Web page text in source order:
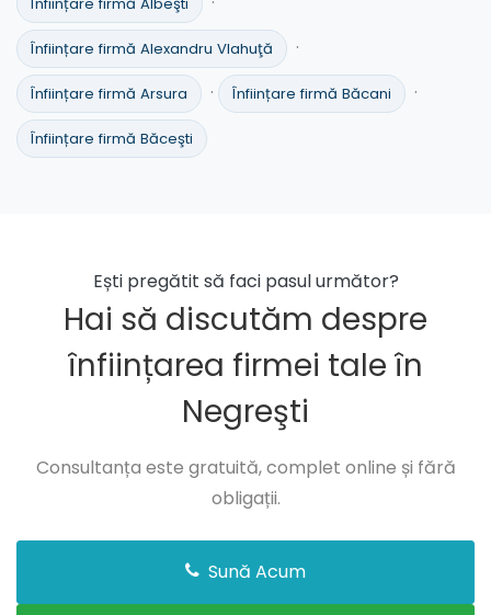
Înființare firmă Alexandru Vlahuţă ·
Înființare firmă Arsura · Înființare firmă Băcani ·
Înființare firmă Băceşti
Ești pregătit să faci pasul următor?
Hai să discutăm despre
înființarea firmei tale în
Negreşti
Consultanța este gratuită, complet online și fără
obligații.
Sună Acum